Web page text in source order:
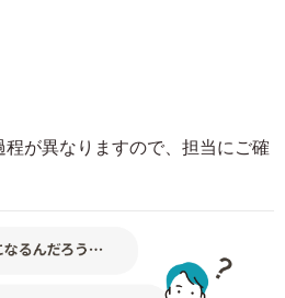
が異なりますので、担当にご確